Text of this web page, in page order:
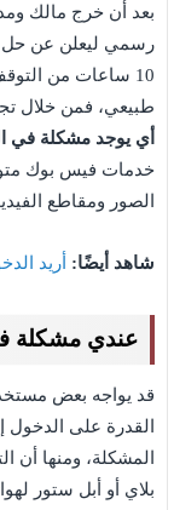
بعد أن خرج مالك
رسمي ليعلن عن حل
10 ساعات من
طبيعي، فمن خلال
أي يوجد مشكلة في
خدمات فيس بوك
الصور ومقاطع
شاهد أيضًا: أريد
عندي مشكلة
قد يواجه بعض
القدرة على
المشكلة، ومنها أن
بلاي أو أبل ستور